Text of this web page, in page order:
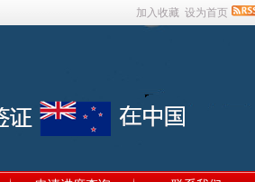
加入收藏 设为首页